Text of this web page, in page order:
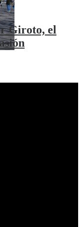
Giroto, el